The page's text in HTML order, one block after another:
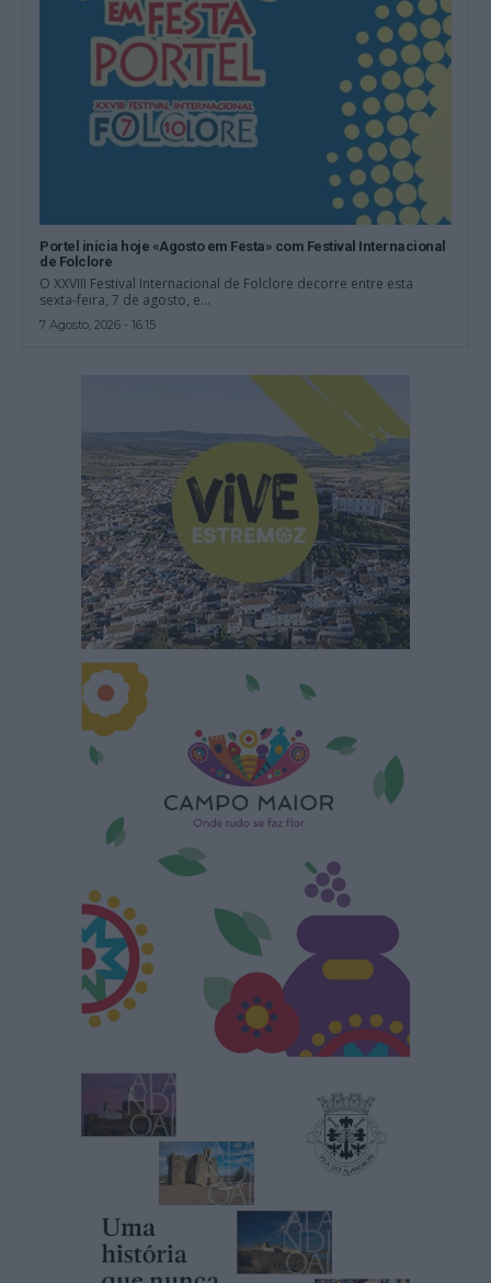
Portel inicia hoje «Agosto em Festa» com Festival Internacional
de Folclore
O XXVIII Festival Internacional de Folclore decorre entre esta
sexta-feira, 7 de agosto, e...
7 Agosto, 2026 - 16:15